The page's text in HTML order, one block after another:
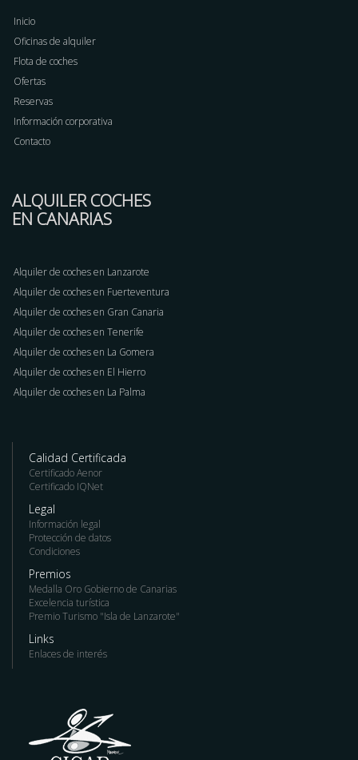
Inicio
Oficinas de alquiler
Flota de coches
Ofertas
Reservas
Información corporativa
Contacto
ALQUILER COCHES
EN CANARIAS
Alquiler de coches en Lanzarote
Alquiler de coches en Fuerteventura
Alquiler de coches en Gran Canaria
Alquiler de coches en Tenerife
Alquiler de coches en La Gomera
Alquiler de coches en El Hierro
Alquiler de coches en La Palma
Calidad Certificada
Certificado Aenor
Certificado IQNet
Legal
Información legal
Protección de datos
Condiciones
Premios
Medalla Oro Gobierno de Canarias
Excelencia turística
Premio Turismo "Isla de Lanzarote"
Links
Enlaces de interés